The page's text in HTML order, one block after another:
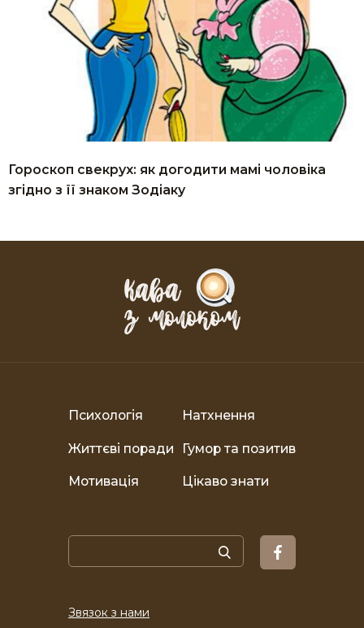
Гороскоп свекрух: як догодити мамі чоловіка
згідно з її знаком Зодіаку
Психологія Натхнення
Життєві поради Гумор та позитив
Мотивація Цікаво знати
Звязок з нами